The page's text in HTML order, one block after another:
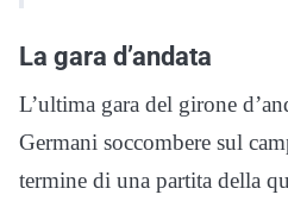
La gara d’andata
L’ultima gara del girone
Germani soccombere sul
termine di una partita della